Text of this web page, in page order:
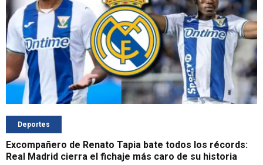
Deportes
Excompañero de Renato Tapia bate todos los récords:
Real Madrid cierra el fichaje más caro de su historia